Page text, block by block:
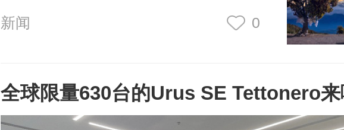
新闻 0
全球限量630台的Urus SE Tettonero